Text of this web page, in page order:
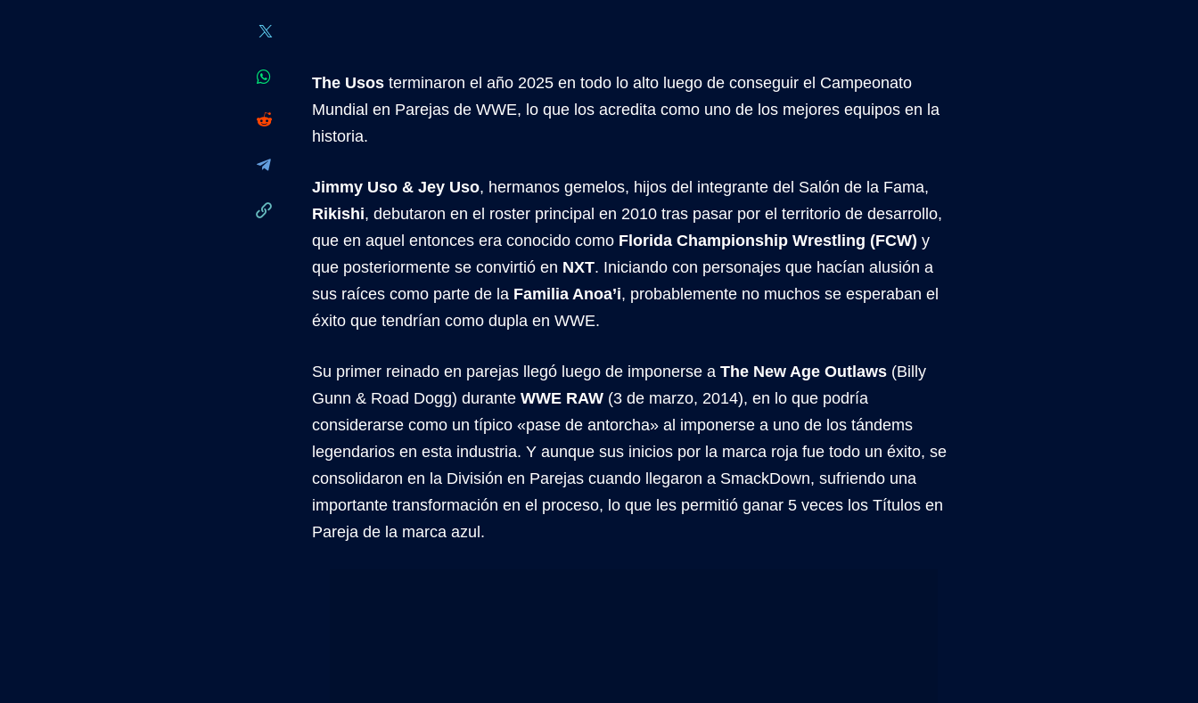
The Usos terminaron el año 2025 en todo lo alto luego de conseguir el Campeonato
Mundial en Parejas de WWE, lo que los acredita como uno de los mejores equipos en la
historia.
Jimmy Uso & Jey Uso, hermanos gemelos, hijos del integrante del Salón de la Fama,
Rikishi, debutaron en el roster principal en 2010 tras pasar por el territorio de desarrollo,
que en aquel entonces era conocido como Florida Championship Wrestling (FCW) y
que posteriormente se convirtió en NXT. Iniciando con personajes que hacían alusión a
sus raíces como parte de la Familia Anoa’i, probablemente no muchos se esperaban el
éxito que tendrían como dupla en WWE.
Su primer reinado en parejas llegó luego de imponerse a The New Age Outlaws (Billy
Gunn & Road Dogg) durante WWE RAW (3 de marzo, 2014), en lo que podría
considerarse como un típico «pase de antorcha» al imponerse a uno de los tándems
legendarios en esta industria. Y aunque sus inicios por la marca roja fue todo un éxito, se
consolidaron en la División en Parejas cuando llegaron a SmackDown, sufriendo una
importante transformación en el proceso, lo que les permitió ganar 5 veces los Títulos en
Pareja de la marca azul.